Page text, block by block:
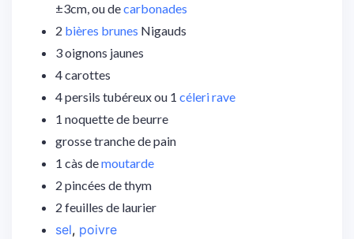
±3cm, ou decarbonades
2 bières brunes Nigauds
3 oignons jaunes
4 carottes
4 persils tubéreux ou 1 céleri rave
1 noquette de beurre
grosse tranche de pain
1 càs demoutarde
2 pincées de thym
2 feuilles de laurier
sel, poivre